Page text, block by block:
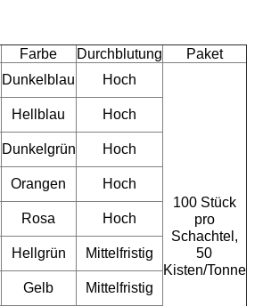
Farbe Durchblutung
Paket
Dunkelblau Hoch
100 Stück
pro
Schachtel,
50
Kisten/Tonne
Hellblau
Hoch
Dunkelgrün
Hoch
Orangen
Hoch
Rosa
Hoch
Hellgrün
Mittelfristig
Gelb
Mittelfristig